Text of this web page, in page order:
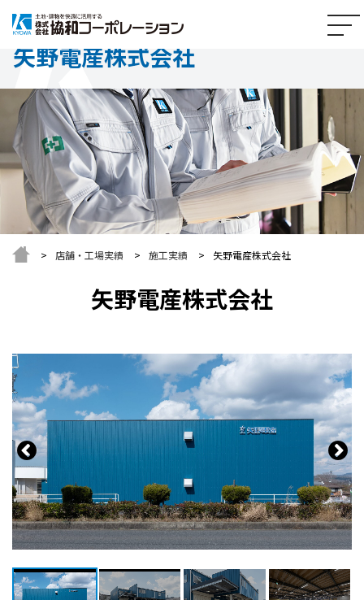
矢野電産株式会社
店舗・工場実績 施工実績 矢野電産株式会社
矢野電産株式会社